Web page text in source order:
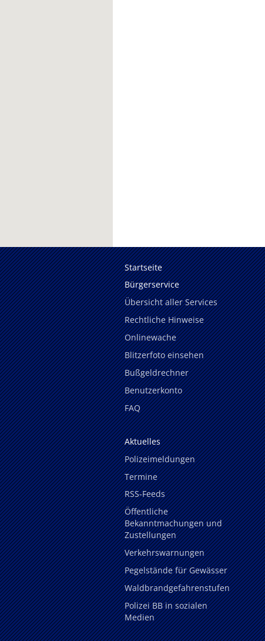
Startseite
Bürgerservice
Übersicht aller Services
Rechtliche Hinweise
Onlinewache
Blitzerfoto einsehen
Bußgeldrechner
Benutzerkonto
FAQ
Aktuelles
Polizeimeldungen
Termine
RSS-Feeds
Öffentliche
Bekanntmachungen und
Zustellungen
Verkehrswarnungen
Pegelstände für Gewässer
Waldbrandgefahrenstufen
Polizei BB in sozialen
Medien